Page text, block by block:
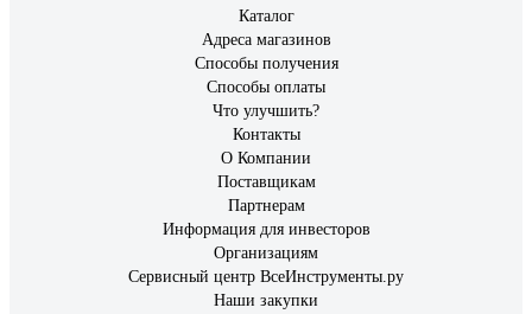
Каталог
Адреса магазинов
Способы получения
Способы оплаты
Что улучшить?
Контакты
О Компании
Поставщикам
Партнерам
Информация для инвесторов
Организациям
Сервисный центр ВсеИнструменты.ру
Наши закупки